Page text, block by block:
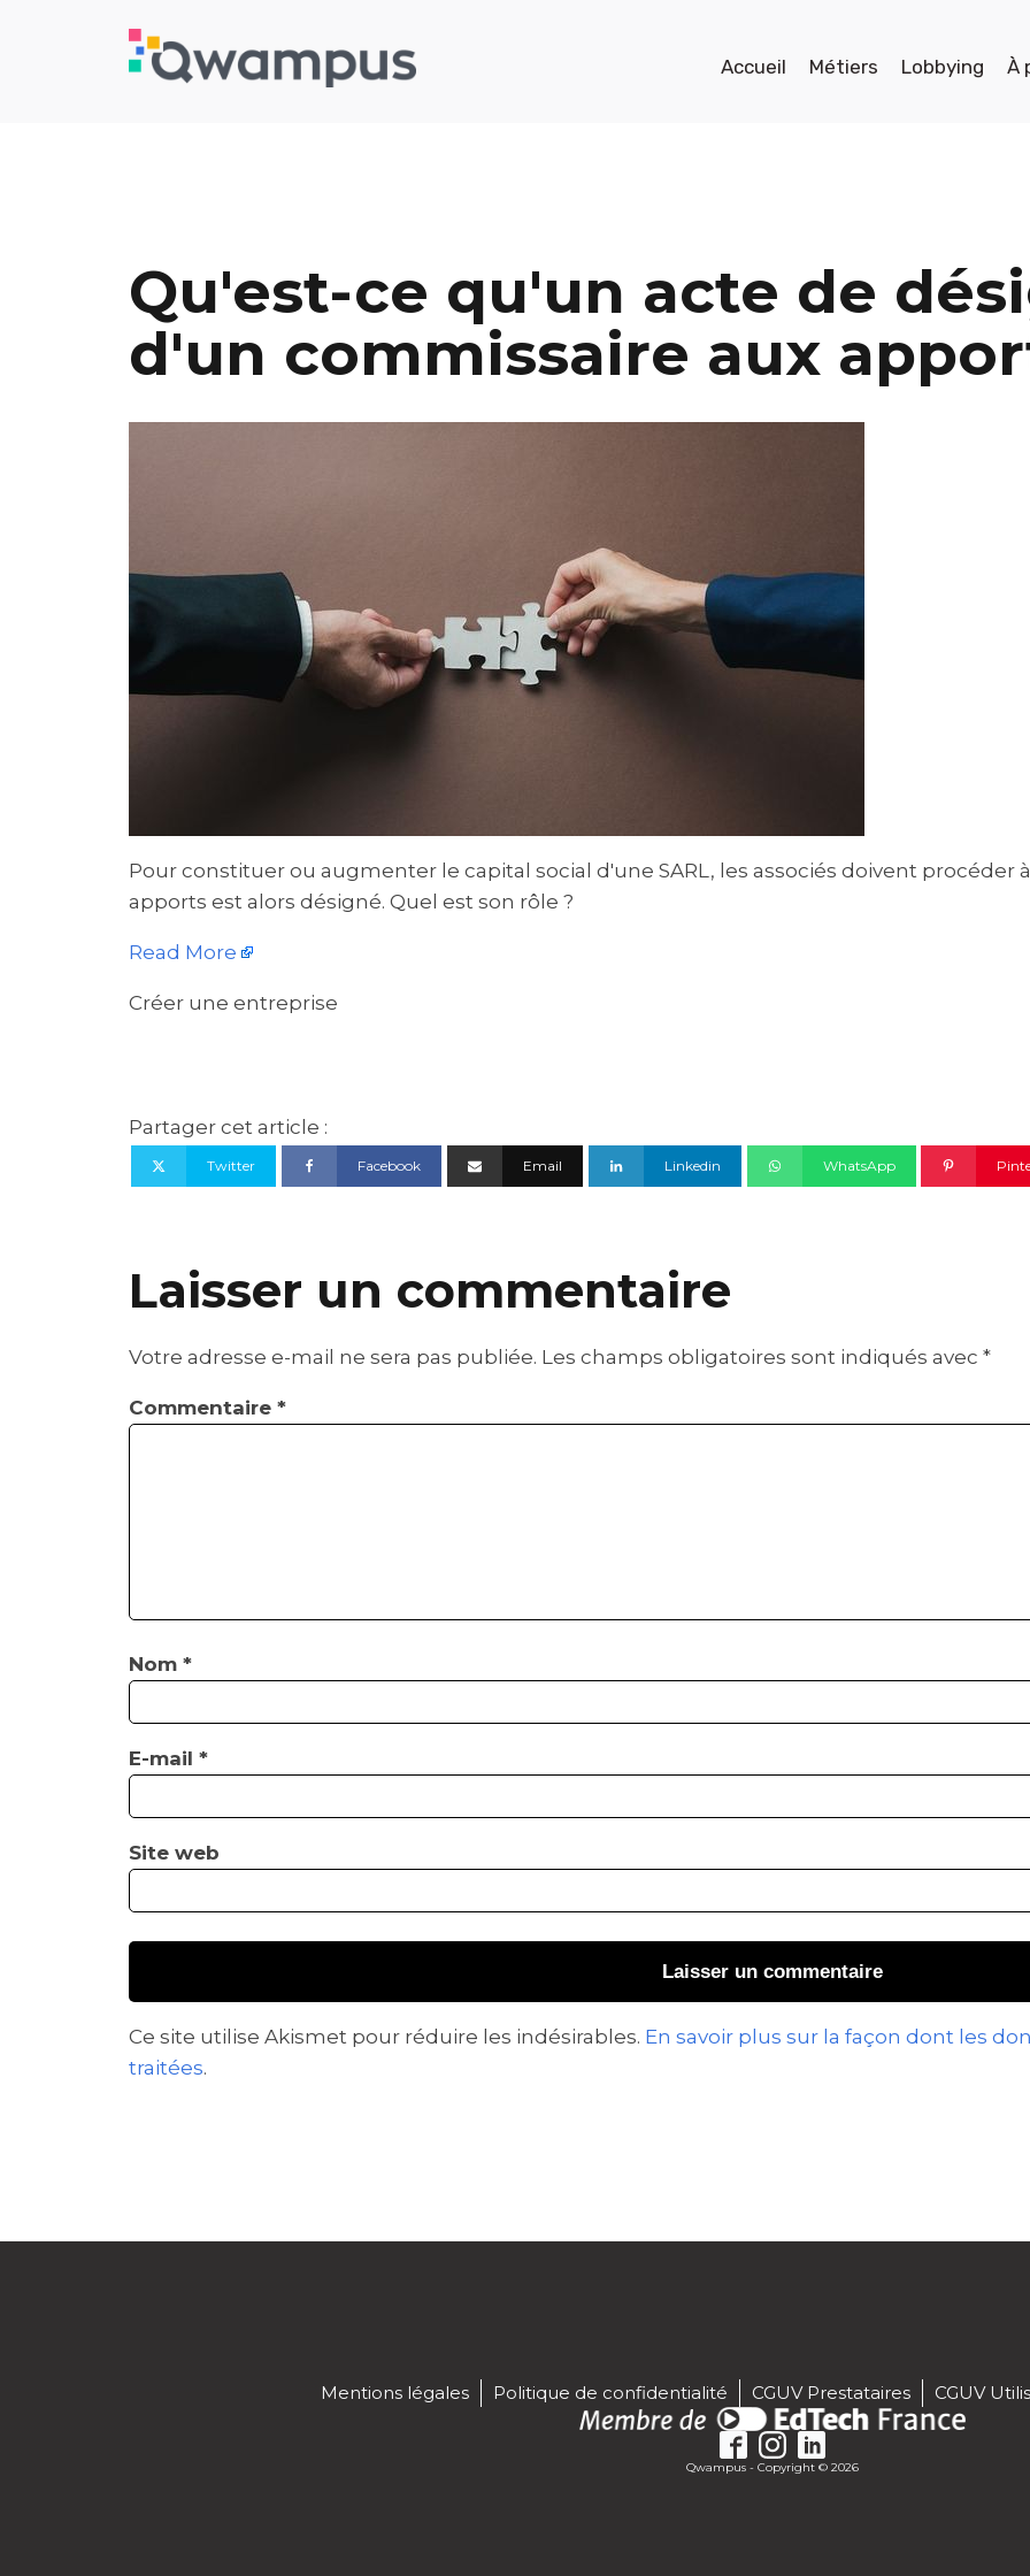
Accueil Métiers Lobbying À
Qu'est-ce qu'un acte de
d'un commissaire aux
Pour constituer ou augmenter le capital social d'une SARL, les associés doivent procéder
apports est alors désigné. Quel est son rôle ?
Read More
Créer une entreprise
Partager cet article :
Twitter Facebook Email Linkedin WhatsApp
Laisser un commentaire
Votre adresse e-mail ne sera pas publiée. Les champs obligatoires sont indiqués avec *
Commentaire *
Nom *
E-mail *
Site web
Ce site utilise Akismet pour réduire les indésirables. En savoir plus sur la façon dont les
traitées.
Mentions légales Politique de confidentialité CGUV Prestataires CGUV
Qwampus - Copyright © 2026